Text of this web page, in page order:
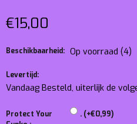
€15,00
Beschikbaarheid: Op voorraad (4)
Levertijd:
Vandaag Besteld, uiterlijk de
Protect Your
. (+€0,99)